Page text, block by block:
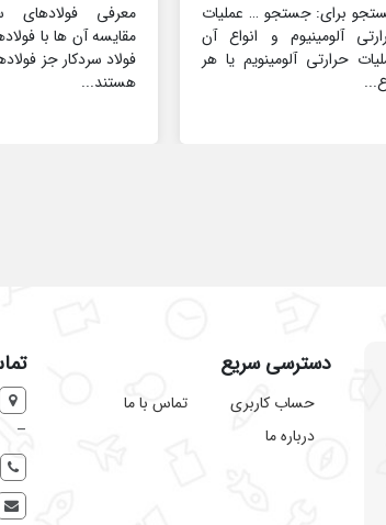
برای: جستجو … عملیات
آلومینیوم و انواع آن
حرارتی آلومینویم یا هر
معرفی فولادهای
مقایسه آن ها با
فولاد سردکار جز
هستند...
دسترسی سریع
حساب کاربری
درباره ما
تماس با ما
–